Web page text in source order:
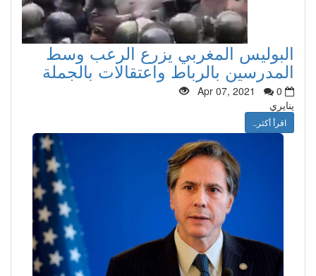
البوليس المغربي يزرع الرعب وسط
المدرسين بالرباط واعتقالات بالجملة
Apr 07, 2021
0
ينايري
اقرأ أكثر..